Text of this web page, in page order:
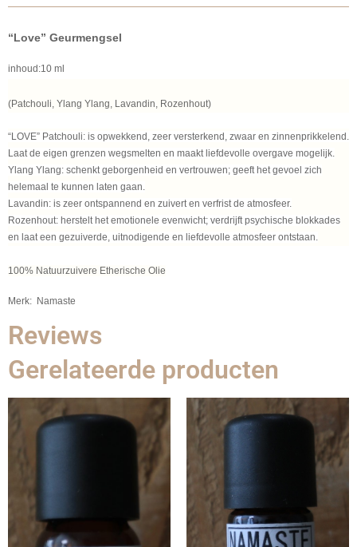
“Love” Geurmengsel
inhoud:10 ml
(Patchouli, Ylang Ylang, Lavandin, Rozenhout)
“LOVE” Patchouli: is opwekkend, zeer versterkend, zwaar en zinnenprikkelend.
Laat de eigen grenzen wegsmelten en maakt liefdevolle overgave mogelijk.
Ylang Ylang: schenkt geborgenheid en vertrouwen; geeft het gevoel zich
helemaal te kunnen laten gaan.
Lavandin: is zeer ontspannend en zuivert en verfrist de atmosfeer.
Rozenhout: herstelt het emotionele evenwicht; verdrijft psychische blokkades
en laat een gezuiverde, uitnodigende en liefdevolle atmosfeer ontstaan.
100% Natuurzuivere Etherische Olie
Merk: Namaste
Reviews
Gerelateerde producten